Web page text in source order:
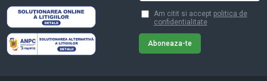
Am citit si accept politica de
confidentialitate